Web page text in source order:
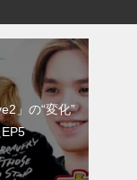
」の“変化”
EP5